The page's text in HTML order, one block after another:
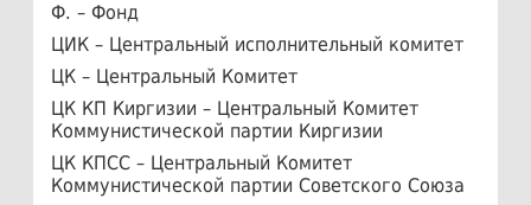
Ф. – Фонд
ЦИК – Центральный исполнительный комитет
ЦК – Центральный Комитет
ЦК КП Киргизии – Центральный Комитет
Коммунистической партии Киргизии
ЦК КПСС – Центральный Комитет
Коммунистической партии Советского Союза